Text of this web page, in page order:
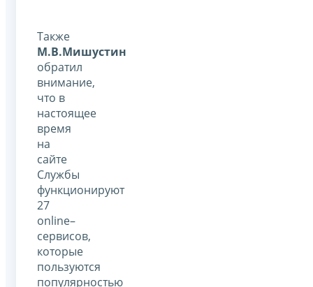
Также
М.В.Мишустин
обратил
внимание,
что в
настоящее
время
на
сайте
Службы
функционируют
27
online–
сервисов,
которые
пользуются
популярностью